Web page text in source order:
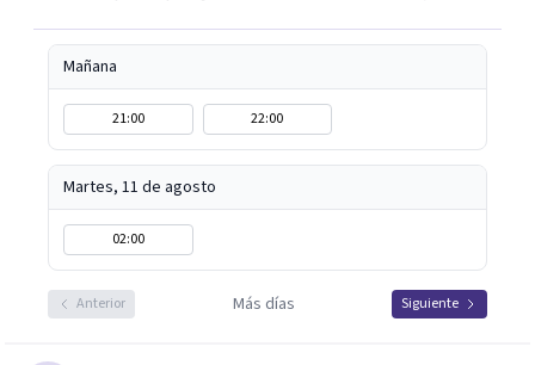
Mañana
21:00 22:00
Martes, 11 de agosto
02:00
Anterior Más días Siguiente